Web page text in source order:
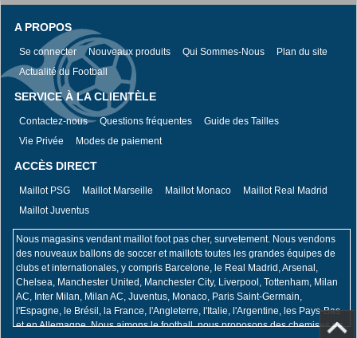
A PROPOS
Se connecter Nouveaux produits Qui Sommes-Nous
Plan du site
Actualité du Football
SERVICE À LA CLIENTÈLE
Contactez-nous Questions fréquentes
Guide des Tailles
Vie Privée
Modes de paiement
ACCÈS DIRECT
Maillot PSG Maillot Marseille Maillot Monaco
Maillot Real Madrid
Maillot Juventus
Nous magasins vendant maillot foot pas cher, survetement. Nous vendons
des nouveaux ballons de soccer et maillots toutes les grandes équipes de
clubs et internationales, y compris Barcelone, le Real Madrid, Arsenal,
Chelsea, Manchester United, Manchester City, Liverpool, Tottenham, Milan
AC, Inter Milan, Milan AC, Juventus, Monaco, Paris Saint-Germain,
l'Espagne, le Brésil, la France, l'Angleterre, l'Italie, l'Argentine, les Pays-Bas
et en Allemagne. Nous aimons le football, nous proposons des chemises de